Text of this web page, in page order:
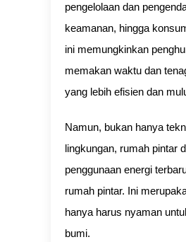
pengelolaan dan
keamanan, hingga
ini memungkinkan
memakan waktu dan
yang lebih efisien dan
Namun, bukan hanya
lingkungan, rumah pintar
penggunaan energi
rumah pintar. Ini
hanya harus nyaman
bumi.